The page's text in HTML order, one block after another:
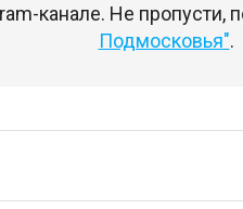
канале. Не пропусти,
Подмосковья".